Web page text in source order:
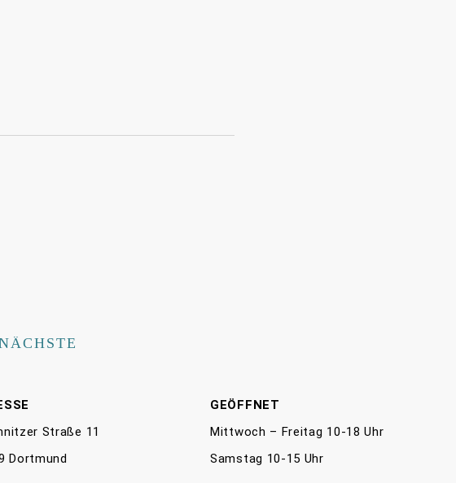
Straße 11
Dortmund
GEÖFFNET
Mittwoch – Freitag 10-18 Uhr
Samstag 10-15 Uhr